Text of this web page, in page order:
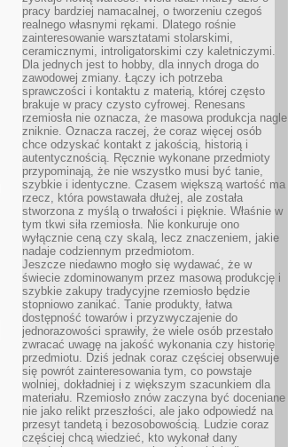
pracy bardziej namacalnej, o tworzeniu czegoś
realnego własnymi rękami. Dlatego rośnie
zainteresowanie warsztatami stolarskimi,
ceramicznymi, introligatorskimi czy kaletniczymi.
Dla jednych jest to hobby, dla innych droga do
zawodowej zmiany. Łączy ich potrzeba
sprawczości i kontaktu z materią, której często
brakuje w pracy czysto cyfrowej. Renesans
rzemiosła nie oznacza, że masowa produkcja nagle
zniknie. Oznacza raczej, że coraz więcej osób
chce odzyskać kontakt z jakością, historią i
autentycznością. Ręcznie wykonane przedmioty
przypominają, że nie wszystko musi być tanie,
szybkie i identyczne. Czasem większą wartość ma
rzecz, która powstawała dłużej, ale została
stworzona z myślą o trwałości i pięknie. Właśnie w
tym tkwi siła rzemiosła. Nie konkuruje ono
wyłącznie ceną czy skalą, lecz znaczeniem, jakie
nadaje codziennym przedmiotom.
Jeszcze niedawno mogło się wydawać, że w
świecie zdominowanym przez masową produkcję i
szybkie zakupy tradycyjne rzemiosło będzie
stopniowo zanikać. Tanie produkty, łatwa
dostępność towarów i przyzwyczajenie do
jednorazowości sprawiły, że wiele osób przestało
zwracać uwagę na jakość wykonania czy historię
przedmiotu. Dziś jednak coraz częściej obserwuje
się powrót zainteresowania tym, co powstaje
wolniej, dokładniej i z większym szacunkiem dla
materiału. Rzemiosło znów zaczyna być doceniane
nie jako relikt przeszłości, ale jako odpowiedź na
przesyt tandetą i bezosobowością. Ludzie coraz
częściej chcą wiedzieć, kto wykonał dany